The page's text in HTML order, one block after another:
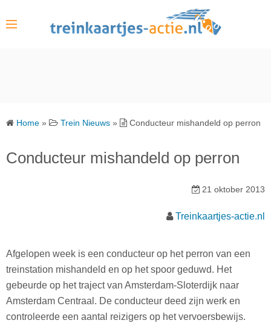
Home » Trein Nieuws » Conducteur mishandeld op perron
Conducteur mishandeld op perron
21 oktober 2013
Treinkaartjes-actie.nl
Afgelopen week is een conducteur op het perron van een
treinstation mishandeld en op het spoor geduwd. Het
gebeurde op het traject van Amsterdam-Sloterdijk naar
Amsterdam Centraal. De conducteur deed zijn werk en
controleerde een aantal reizigers op het vervoersbewijs.